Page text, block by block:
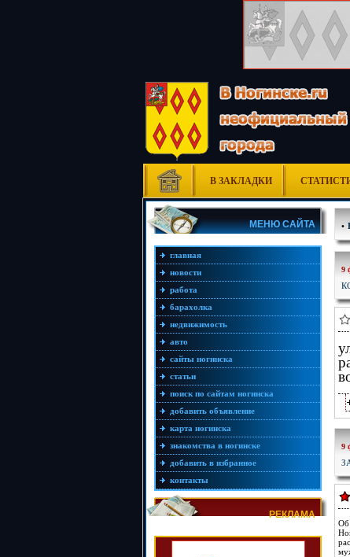
В ЗАКЛАДКИ
МЕНЮ САЙТА
главная
новости
работа
барахолка
недвижимость
авто
сайты ногинска
статьи
поиск по сайтам ногинска
добавить объявление
карта ногинска
знакомства в ногинске
добавить в избранное
контакты
РЕКЛАМА
•
9
9
Об